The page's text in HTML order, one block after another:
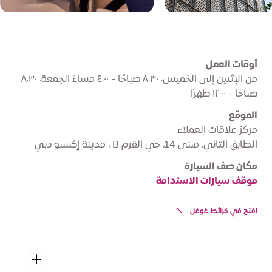
أوقات العمل
من الإثنين إلى الخميس: ٨:٣٠ صباحًا - ٤:٠٠ مساءً الجمعة: ٨:٣٠
صباحًا - ١٢:٠٠ ظهرًا
الموقع
مركز علاقات العملاء
الطابق الثاني، مبنى 14، حي القرم B ، مدينة إكسبو دبي
مكان صف السيارة
موقف سيارات الاستدامة
افتح في خرائط غوغل